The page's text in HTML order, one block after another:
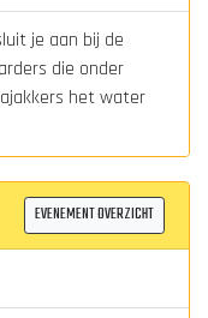
je aan bij de
die onder
het water
EVENEMENT OVERZICHT